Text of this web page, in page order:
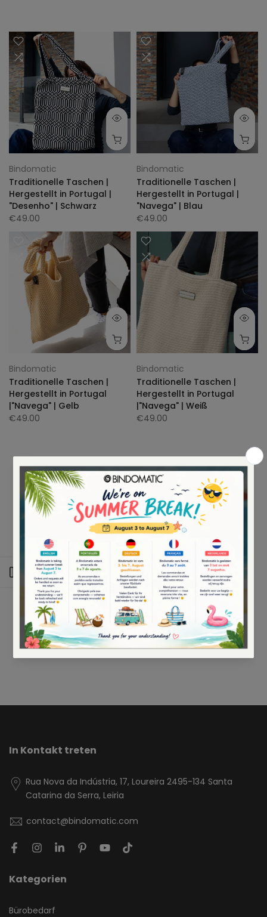
Seitenleiste öffnen
Bindomatic
Traditionelle Taschen |
Hergestellt in Portugal |
"Desenho" | Schwarz
€49.00
Bindomatic
Traditionelle Taschen |
Hergestellt in Portugal |
"Navega" | Blau
€49.00
Bindomatic
Traditionelle Taschen |
Hergestellt in Portugal
|"Navega" | Gelb
€49.00
Bindomatic
Traditionelle Taschen |
Hergestellt in Portugal
|"Navega" | Weiß
€49.00
Es wurden leider keine passenden Produkte für Ihre Auswahl gefunden
In Kontakt treten
Rua Nova da Indústria, 17, Loureira 2495-134 Santa
Catarina da Serra, Leiria
contact@bindomatic.com
Kategorien
Bürobedarf